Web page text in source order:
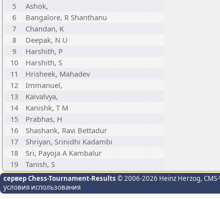
5
Ashok,
6
Bangalore, R Shanthanu
7
Chandan, K
8
Deepak, N U
9
Harshith, P
10
Harshith, S
11
Hrisheek, Mahadev
12
Immanuel,
13
Kaivalvya,
14
Kanishk, T M
15
Prabhas, H
16
Shashank, Ravi Bettadur
17
Shriyan, Srinidhi Kadambi
18
Sri, Payoja A Kambalur
19
Tanish, S
сервер Chess-Tournament-Results © 2006-2026 Heinz Herzog,
условия использования